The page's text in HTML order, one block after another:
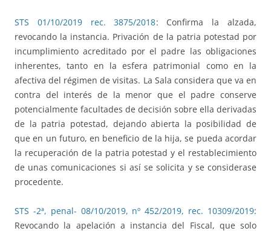
STS 01/10/2019 rec. 3875/2018: Confirma la alzada,
revocando la instancia. Privación de la patria potestad por
incumplimiento acreditado por el padre las obligaciones
inherentes, tanto en la esfera patrimonial como en la
afectiva del régimen de visitas. La Sala considera que va en
contra del interés de la menor que el padre conserve
potencialmente facultades de decisión sobre ella derivadas
de la patria potestad, dejando abierta la posibilidad de
que en un futuro, en beneficio de la hija, se pueda acordar
la recuperación de la patria potestad y el restablecimiento
de unas comunicaciones si así se solicita y se considerase
procedente.
STS -2ª, penal- 08/10/2019, nº 452/2019, rec. 10309/2019:
Revocando la apelación a instancia del Fiscal, que solo